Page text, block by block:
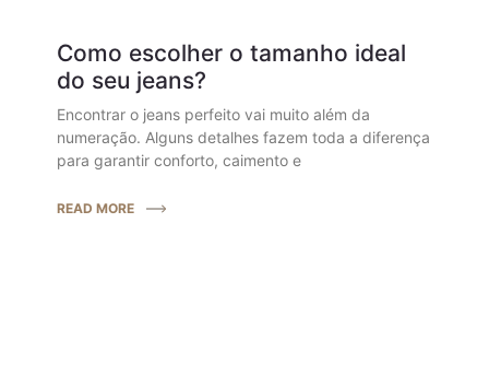
Como escolher o tamanho ideal
do seu jeans?
Encontrar o jeans perfeito vai muito além da
numeração. Alguns detalhes fazem toda a diferença
para garantir conforto, caimento e
READ MORE